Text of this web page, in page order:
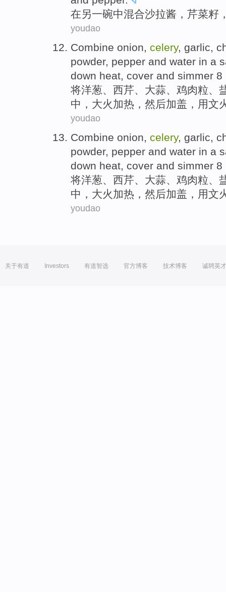
在另一碗中混合沙拉酱 ， 芹菜籽
youdao
Combine onion, celery, garlic,
powder, pepper and water in a
down heat, cover and simmer 8
将洋葱、 西芹、 大蒜、 鸡肉粒、
中，大火加热 ，然后加盖 ，用文
youdao
Combine onion celery, garlic
powder, pepper and water in a
down heat, cover and simmer 8
将洋葱 西芹 大蒜 鸡肉粒、
中，大火加热 ，然后加盖 ，用文
youdao
关于有道 Investors 有道智选 官方博客 技术博客 诚聘英才